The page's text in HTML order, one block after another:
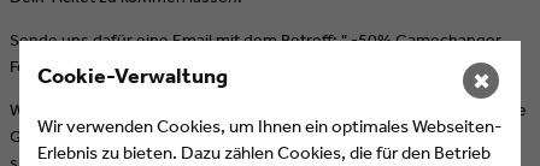
Sende uns dafür eine Email mit dem Betreff: " -50% Gamechanger
Festival" an
info@eeofe.org
Wenn Du bereit für Innovation und Inspiration bist, ist dies die richtige
Gelegenheit in eine Welt voller wegweisender Technologien,
Cookie-Verwaltung
Wir verwenden Cookies, um Ihnen ein optimales Webseiten-
Erlebnis zu bieten. Dazu zählen Cookies, die für den Betrieb
✖